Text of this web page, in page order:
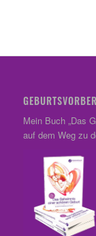
Mein Buch „Das
auf dem Weg zu